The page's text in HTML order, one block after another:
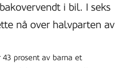
i bil. I seks
nå over halvparten av
43 prosent av barna et